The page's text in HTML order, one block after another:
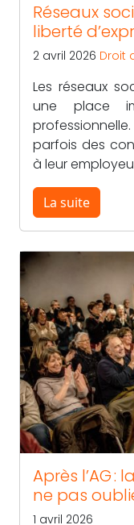
Réseaux
liberté
2 avril 2026 Droit
Les réseaux
une place
parfois des
à leur
La suite
Après l’AG :
ne pas
1 avril 2026